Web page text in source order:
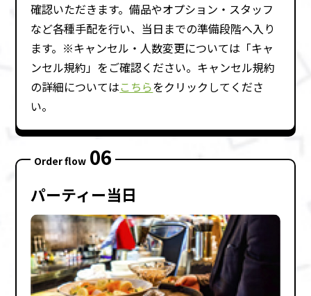
確認いただきます。備品やオプション・スタッフ
など各種⼿配を⾏い、当⽇までの準備段階へ⼊り
ます。※キャンセル・⼈数変更については「キャ
ンセル規約」をご確認ください。キャンセル規約
の詳細についてはこちらをクリックしてくださ
い。
Order flow 06
パーティー当⽇